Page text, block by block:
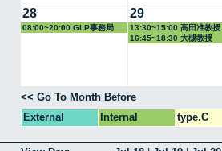
28
08:00~20:00 GLP事務局
29
13:30~15:00 高田准教授
16:45~18:30 大槻教授
<< Go To Month Before
External
Internal type.C